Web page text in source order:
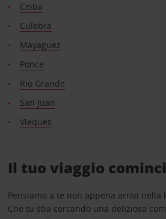
Ceiba
Culebra
Mayaguez
Ponce
Rio Grande
San Juan
Vieques
Il tuo viaggio
Pensiamo a te non appena arrivi nella
Che tu stia cercando una deliziosa